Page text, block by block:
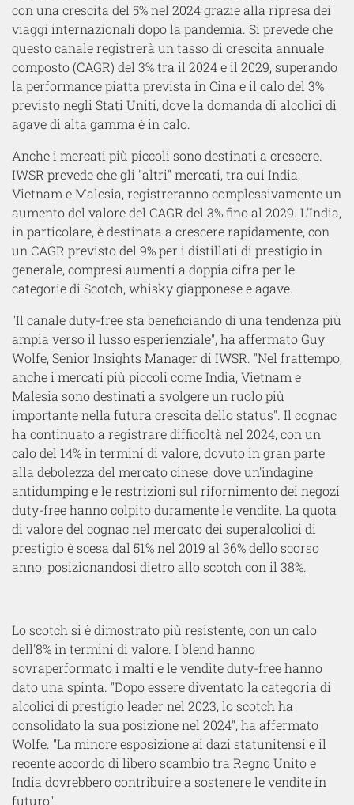
con una crescita del 5% nel 2024 grazie alla ripresa dei
viaggi internazionali dopo la pandemia. Si prevede che
questo canale registrerà un tasso di crescita annuale
composto (CAGR) del 3% tra il 2024 e il 2029, superando
la performance piatta prevista in Cina e il calo del 3%
previsto negli Stati Uniti, dove la domanda di alcolici di
agave di alta gamma è in calo.
Anche i mercati più piccoli sono destinati a crescere.
IWSR prevede che gli "altri" mercati, tra cui India,
Vietnam e Malesia, registreranno complessivamente un
aumento del valore del CAGR del 3% fino al 2029. L'India,
in particolare, è destinata a crescere rapidamente, con
un CAGR previsto del 9% per i distillati di prestigio in
generale, compresi aumenti a doppia cifra per le
categorie di Scotch, whisky giapponese e agave.
"Il canale duty-free sta beneficiando di una tendenza più
ampia verso il lusso esperienziale", ha affermato Guy
Wolfe, Senior Insights Manager di IWSR. "Nel frattempo,
anche i mercati più piccoli come India, Vietnam e
Malesia sono destinati a svolgere un ruolo più
importante nella futura crescita dello status". Il cognac
ha continuato a registrare difficoltà nel 2024, con un
calo del 14% in termini di valore, dovuto in gran parte
alla debolezza del mercato cinese, dove un'indagine
antidumping e le restrizioni sul rifornimento dei negozi
duty-free hanno colpito duramente le vendite. La quota
di valore del cognac nel mercato dei superalcolici di
prestigio è scesa dal 51% nel 2019 al 36% dello scorso
anno, posizionandosi dietro allo scotch con il 38%.
Lo scotch si è dimostrato più resistente, con un calo
dell'8% in termini di valore. I blend hanno
sovraperformato i malti e le vendite duty-free hanno
dato una spinta. "Dopo essere diventato la categoria di
alcolici di prestigio leader nel 2023, lo scotch ha
consolidato la sua posizione nel 2024", ha affermato
Wolfe. "La minore esposizione ai dazi statunitensi e il
recente accordo di libero scambio tra Regno Unito e
India dovrebbero contribuire a sostenere le vendite in
futuro".